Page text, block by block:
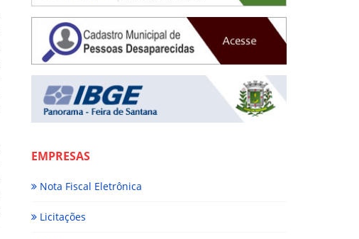
EMPRESAS
Nota Fiscal Eletrônica
Licitações